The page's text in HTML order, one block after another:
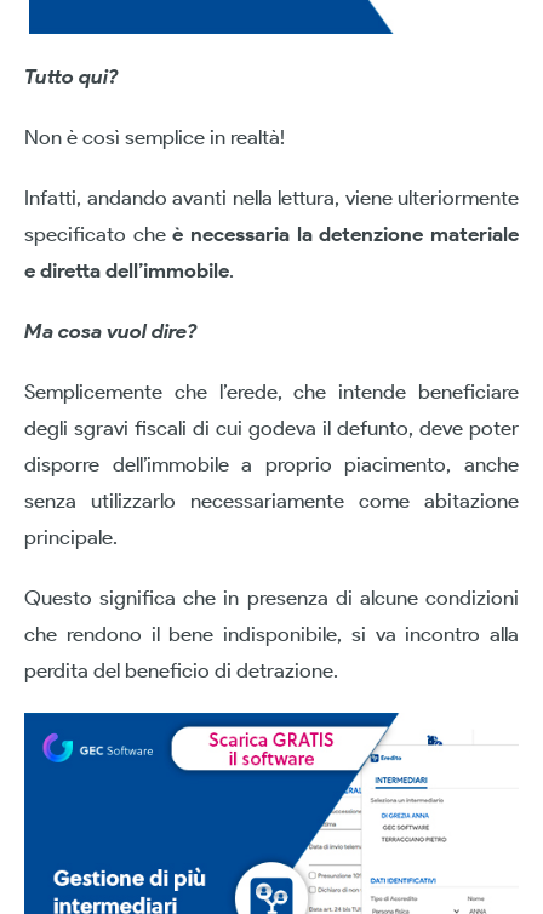
Tutto qui?
Non è così semplice in realtà!
Infatti, andando avanti nella lettura, viene ulteriormente
specificato cheè necessaria la detenzione materiale
e diretta dell’immobile.
Ma cosa vuol dire?
Semplicemente che l’erede, che intende beneficiare
degli sgravi fiscali di cui godeva il defunto, deve poter
disporre dell’immobile a proprio piacimento, anche
senza utilizzarlo necessariamente come abitazione
principale.
Questo significa che in presenza di alcune condizioni
che rendono il bene indisponibile, si va incontro alla
perdita del beneficio di detrazione.